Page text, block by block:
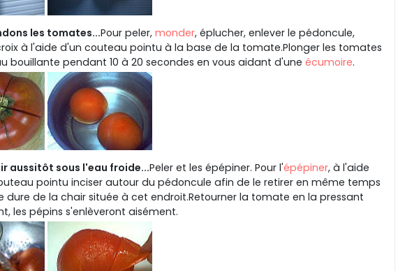
les tomates...Pour peler, monder, éplucher, enlever le pédoncule,
à l'aide d'un couteau pointu à la base de la tomate.Plonger les tomates
bouillante pendant 10 à 20 secondes en vous aidant d'une écumoire.
aussitôt sous l'eau froide...Peler et les épépiner. Pour l'épépiner, à l'aide
pointu inciser autour du pédoncule afin de le retirer en même temps
dure de la chair située à cet endroit.Retourner la tomate en la pressant
les pépins s'enlèveront aisément.